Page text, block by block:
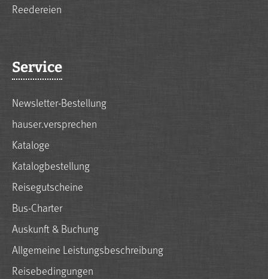
Reedereien
Service
Newsletter-Bestellung
hauser.versprechen
Kataloge
Katalogbestellung
Reisegutscheine
Bus-Charter
Auskunft & Buchung
Allgemeine Leistungsbeschreibung
Reisebedingungen